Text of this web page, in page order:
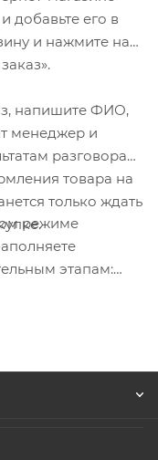
добавьте его в
и нажмите на
напишите ФИО,
менеджер и
разговора
товара на
только ждать
режиме
этапам: